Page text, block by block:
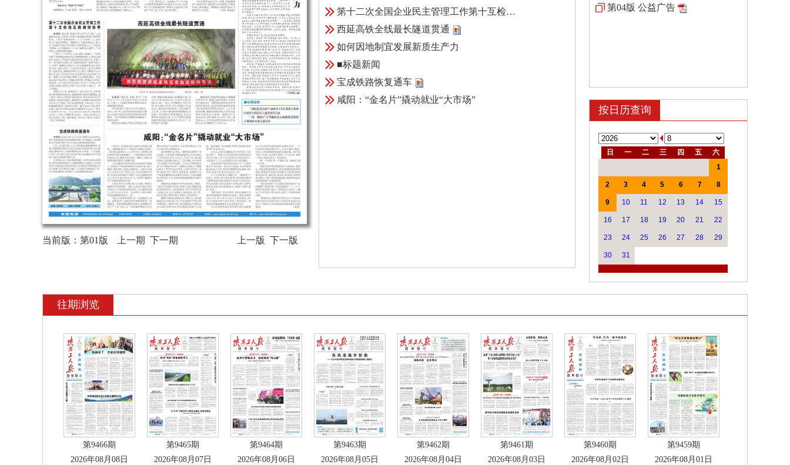
当前版： 第01版 上一期 下一期 上一版 下一版
第十二次全国企业民主管理工作第十互检…
西延高铁全线最长隧道贯通
如何因地制宜发展新质生产力
■标题新闻
宝成铁路恢复通车
咸阳：“金名片”撬动就业“大市场”
第04版 公益广告
按日历查询
日 一 二 三 四 五
六
1
2 3 4 5 6 7 8
9 10 11 12 13 14 15
16 17 18 19 20 21 22
23 24 25 26 27 28 29
30 31
往期浏览
第9466期
2026年08月08日
第9465期
2026年08月07日
第9464期
2026年08月06日
第9463期
2026年08月05日
第9462期
2026年08月04日
第9461期
2026年08月03日
第9460期
2026年08月02日
第9459期
2026年08月01日